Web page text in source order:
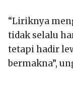
“Liriknya
tidak selalu
tetapi hadir
bermakna”,